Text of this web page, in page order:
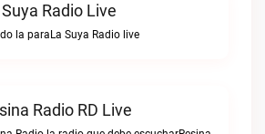
Radio Live
la paraLa Suya Radio live
Radio RD Live